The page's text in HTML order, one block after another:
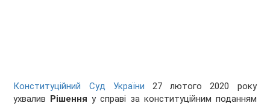
Конституційний Суд України 27 лютого 2020 року
ухвалив Рішення у справі за конституційним поданням